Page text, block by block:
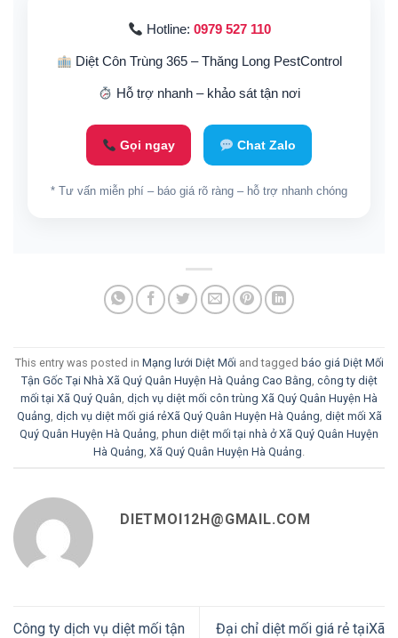
Hotline: 0979 527 110
Diệt Côn Trùng 365 – Thăng Long PestControl
Hỗ trợ nhanh – khảo sát tận nơi
Gọi ngay Chat Zalo
* Tư vấn miễn phí – báo giá rõ ràng – hỗ trợ nhanh chóng
This entry was posted in Mạng lưới Diệt Mối and tagged báo giá Diệt Mối
Tận Gốc Tại Nhà Xã Quý Quân Huyện Hà Quảng Cao Bằng công ty diệt
mối tại Xã Quý Quân dịch vụ diệt mối côn trùng Xã Quý Quân Huyện Hà
Quảng dịch vụ diệt mối giá rẻXã Quý Quân Huyện Hà Quảng diệt mối Xã
Quý Quân Huyện Hà Quảng phun diệt mối tại nhà ở Xã Quý Quân Huyện
Hà Quảng Xã Quý Quân Huyện Hà Quảng
DIETMOI12H@GMAIL.COM
Công ty dịch vụ diệt mối tận
Đại chỉ diệt mối giá rẻ tạiXã